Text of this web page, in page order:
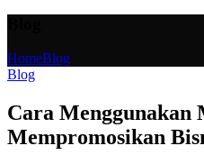
HomeBlog
Blog
Cara Menggunakan
Mempromosikan